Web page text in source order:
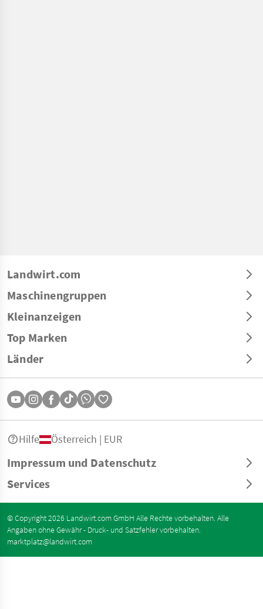
Landwirt.com
Maschinengruppen
Kleinanzeigen
Top Marken
Länder
Impressum und Datenschutz
Services
Hilfe Österreich | EUR
© Copyright 2026 Landwirt.com GmbH Alle Rechte vorbehalten. Alle
Angaben ohne Gewähr - Druck- und Satzfehler vorbehalten.
marktplatz@landwirt.com